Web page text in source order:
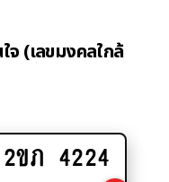
(เลขมงคลใกล้
Add
2ขภ 4224